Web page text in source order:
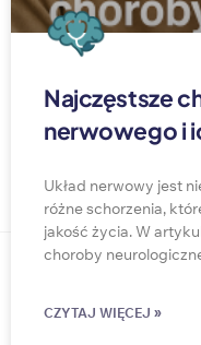
Najczęstsze
nerwowego i
Układ nerwowy jest
różne schorzenia,
jakość życia. W
choroby
CZYTAJ WIĘCEJ »